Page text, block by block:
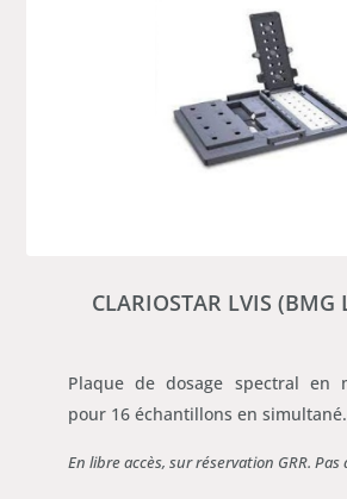
CLARIOSTAR LVIS (BMG
Plaque de dosage spectral en
pour 16 échantillons en simultané.
En libre accès, sur réservation GRR.